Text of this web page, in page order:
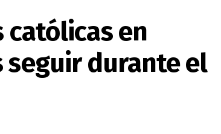
católicas en
seguir durante el